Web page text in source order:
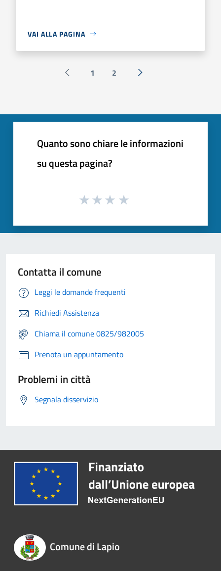
VAI ALLA PAGINA
Pagina precedente
1 2 Successiva »
Quanto sono chiare le informazioni
su questa pagina?
Contatta il comune
Leggi le domande frequenti
Richiedi Assistenza
Chiama il comune 0825/982005
Prenota un appuntamento
Problemi in città
Segnala disservizio
Comune di Lapio